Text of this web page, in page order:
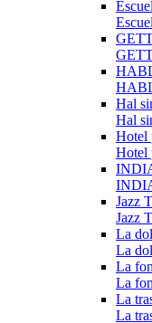
Hal
Hal
Hotel
Hotel
Jazz
Jazz
La
La
La
La
La
La